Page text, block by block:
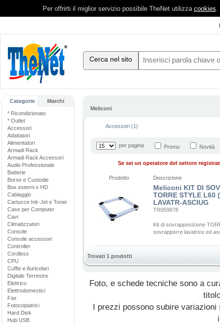
Per offrirti il miglior servizio possibile TheNet utilizza cookies.
Cerca nel sito
Categorie Marchi
* Ricondizionato
* Outlet
Accessori
Adattatori
Alimentatori
Armadi Rack
Armadi Rack Accessori
Audio Professionale
Batterie
Borse e Custodie
Box esterni x HD
Cablaggio
Cartucce Ink-Jet e Toner
Case per Computer
Cavi
Climatizzatori
Console
Console accessori
Controller
Cordless
CPU
Cuffie e Auricolari
Digitale Terrestre
Elettrico
Elettrodomestici
Fax
Fotocopiatrici
Hard Disk
Hub USB
Meliconi
Accessori (1)
per pagina Promo Novità
Se sei un operatore del settore
Prodotto Descrizione
Meliconi KIT DI
TORRE STYLE L60
LAVATR-ASCIUG
TR059878
Kit di sovrapposizione
sovrapporre lavatrice ed
Trovati 1 prodotti
Foto, e schede tecniche sono a
I prezzi possono subire